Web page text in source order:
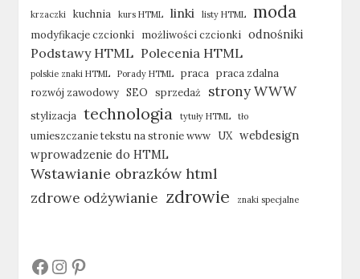
krzaczki kuchnia kurs HTML linki listy HTML moda
modyfikacje czcionki możliwości czcionki odnośniki
Podstawy HTML Polecenia HTML
polskie znaki HTML Porady HTML praca praca zdalna
rozwój zawodowy SEO sprzedaż strony WWW
stylizacja technologia tytuły HTML tło
umieszczanie tekstu na stronie www UX webdesign
wprowadzenie do HTML
Wstawianie obrazków html
zdrowe odżywianie zdrowie znaki specjalne
# # #